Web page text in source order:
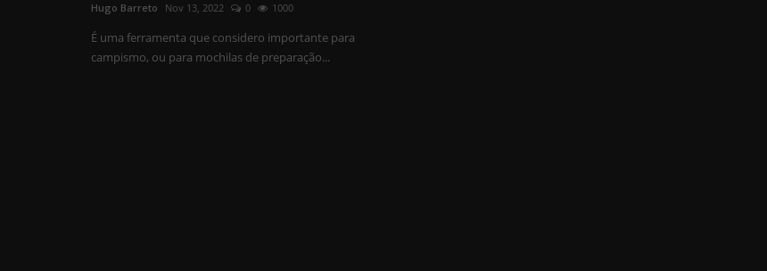
Hugo Barreto Nov 13, 2022 0 1000
É uma ferramenta que considero importante para
campismo, ou para mochilas de preparação...